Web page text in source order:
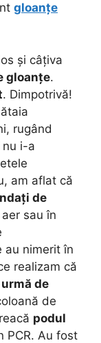
gloanțe
și câțiva
gloanțe.
. Dimpotrivă!
rugând
nu i-a
am aflat că
de
sau în
au nimerit în
realizam că
de
de
podul
PCR. Au fost